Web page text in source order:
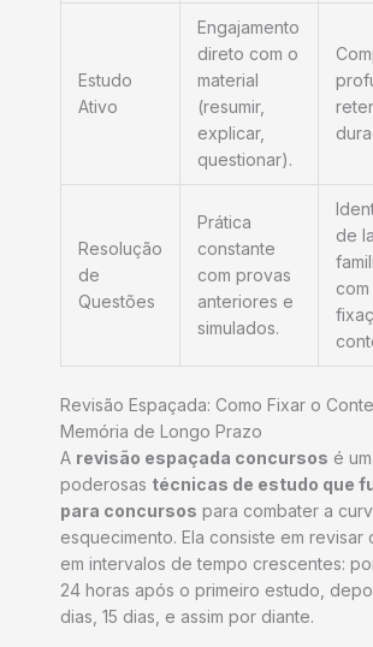
Estudo
Ativo
Engajamento
direto com o
material
(resumir,
explicar,
questionar).
Resolução
de
Questões
Prática
constante
com provas
anteriores e
simulados.
de
Revisão Espaçada: Como Fixar o
Memória de Longo Prazo
A revisão espaçada concursos é
poderosas técnicas de estudo que
para concursos para combater a
esquecimento. Ela consiste em revisar
em intervalos de tempo crescentes:
24 horas após o primeiro estudo,
dias, 15 dias, e assim por diante.